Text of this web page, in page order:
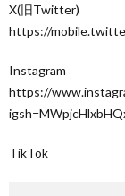
X(旧Twitter)
https://
Instagram
https://
TikTok